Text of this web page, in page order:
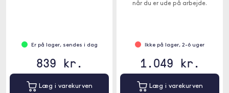
Er på lager, sendes i dag
839 kr.
Læg i varekurven
når du er ude på arbejde.
Ikke på lager, 2-6 uger
1.049 kr.
Læg i varekurven